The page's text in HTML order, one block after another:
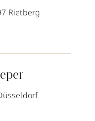
Rietberg